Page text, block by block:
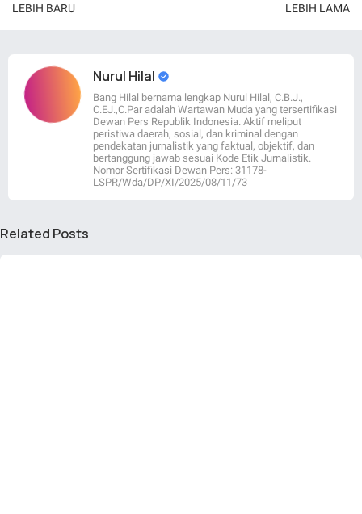
LEBIH BARU LEBIH LAMA
Nurul Hilal
Bang Hilal bernama lengkap Nurul Hilal, C.B.J.,
C.EJ.,C.Par adalah Wartawan Muda yang tersertifikasi
Dewan Pers Republik Indonesia. Aktif meliput
peristiwa daerah, sosial, dan kriminal dengan
pendekatan jurnalistik yang faktual, objektif, dan
bertanggung jawab sesuai Kode Etik Jurnalistik.
Nomor Sertifikasi Dewan Pers: 31178-
LSPR/Wda/DP/XI/2025/08/11/73
Related Posts